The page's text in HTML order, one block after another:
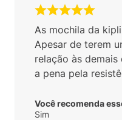
As mochila da
Apesar de terem
relação às
a pena pela
Você recomenda
Sim